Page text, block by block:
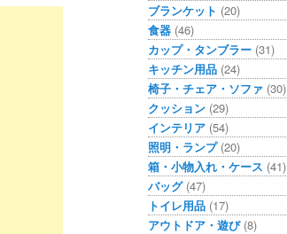
ブランケット (20)
食器 (46)
カップ・タンブラー (31)
キッチン用品 (24)
椅子・チェア・ソファ (30)
クッション (29)
インテリア (54)
照明・ランプ(20)
箱・小物入れ・ケース (41)
バッグ(47)
トイレ用品 (17)
アウトドア・遊び(8)